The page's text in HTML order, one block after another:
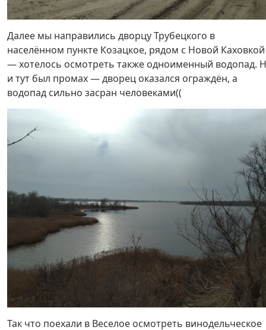
Далее мы направились дворцу Трубецкого в
населённом пункте Козацкое, рядом с Новой Каховкой
— хотелось осмотреть также одноименный водопад.
и тут был промах — дворец оказался ограждён, а
водопад сильно засран человеками((
Так что поехали в Веселое осмотреть винодельческое